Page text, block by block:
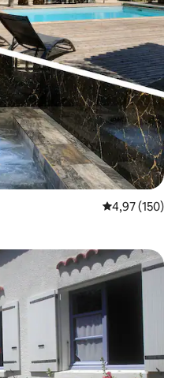
4,97 av 5 i
4,97 (150)